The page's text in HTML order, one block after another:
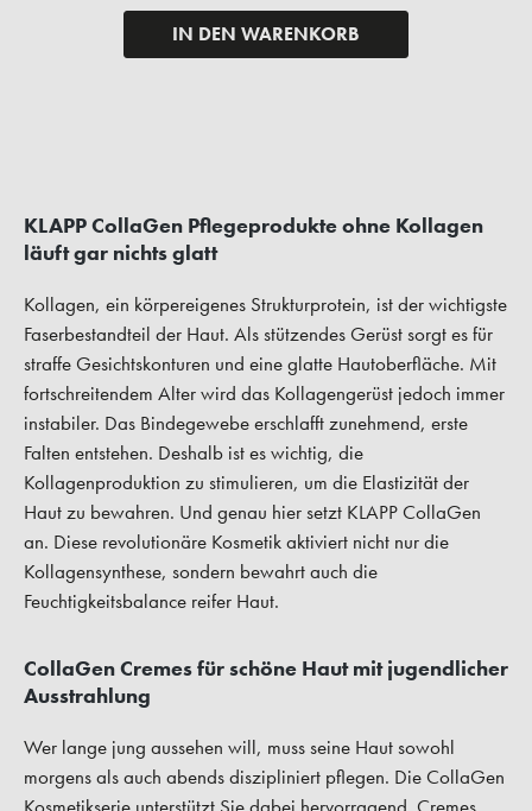
IN DEN WARENKORB
KLAPP CollaGen Pflegeprodukte ohne Kollagen
läuft gar nichts glatt
Kollagen, ein körpereigenes Strukturprotein, ist der wichtigste
Faserbestandteil der Haut. Als stützendes Gerüst sorgt es für
straffe Gesichtskonturen und eine glatte Hautoberfläche. Mit
fortschreitendem Alter wird das Kollagengerüst jedoch immer
instabiler. Das Bindegewebe erschlafft zunehmend, erste
Falten entstehen. Deshalb ist es wichtig, die
Kollagenproduktion zu stimulieren, um die Elastizität der
Haut zu bewahren. Und genau hier setzt KLAPP CollaGen
an. Diese revolutionäre Kosmetik aktiviert nicht nur die
Kollagensynthese, sondern bewahrt auch die
Feuchtigkeitsbalance reifer Haut.
CollaGen Cremes für schöne Haut mit jugendlicher
Ausstrahlung
Wer lange jung aussehen will, muss seine Haut sowohl
morgens als auch abends diszipliniert pflegen. Die CollaGen
Kosmetikserie unterstützt Sie dabei hervorragend. Cremes